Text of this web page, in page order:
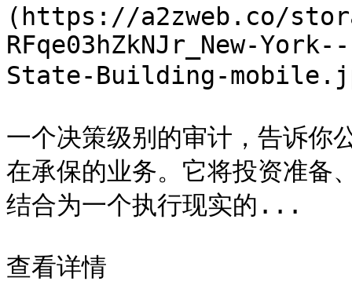
(https://a2zweb.co/
RFqe03hZkNJr_New-
State-Building-
一个决策级别的审计，告诉你
在承保的业务。它将投资准备
结合为一个执行现实的...
查看详情